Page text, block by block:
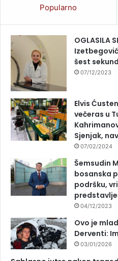
Popularno
OGLASILA
šest
07/12/2023
Elvis
večeras u
Sjenjak,
07/02/2024
Šemsudin
bosanska
podršku,
04/12/2023
Ovo je
Derventi:
03/01/2026